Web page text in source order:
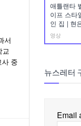
서
교
중
애틀랜타
이프 스타
인 집 | 현
영상
뉴스레터
Email